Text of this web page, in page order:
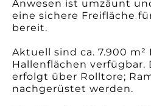
Anwesen ist umzäunt
eine sichere Freifläche
bereit.
Aktuell sind ca. 7.900 m²
Hallenflächen verfügbar.
erfolgt über Rolltore;
nachgerüstet werden.